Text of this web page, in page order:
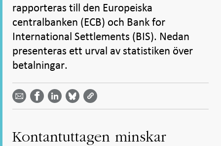
rapporteras till den Europeiska
centralbanken (ECB) och Bank for
International Settlements (BIS). Nedan
presenteras ett urval av statistiken över
betalningar.
Dela
email -
Öppnas
Dela på
Facebook
- Öppnas
Dela på
LinkedIn
-
Öppnas
på
Bluesky
-
på
Twitter
-
Kontantuttagen minskar